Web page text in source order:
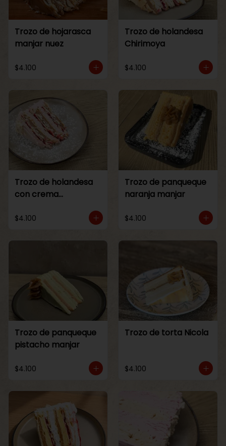
Trozo de hojarasca
manjar nuez
$4.100
Trozo de holandesa
Chirimoya
$4.100
Trozo de holandesa
con crema
$4.100
Trozo de panqueque
naranja manjar
$4.100
Trozo de panqueque
pistacho manjar
$4.100
Trozo de torta Nicola
$4.100